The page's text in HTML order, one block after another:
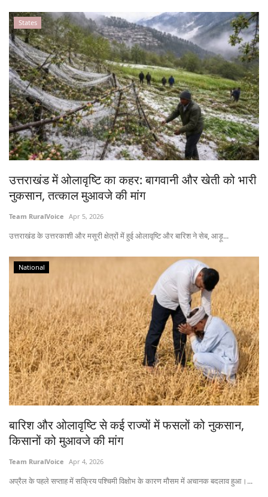
Agriculture Conclave and NACOF
Awards 2022
Agri Start-Ups
Language
English Hindi
States
उत्तराखंड में ओलावृष्टि का कहर: बागवानी और खेती को भारी
नुकसान, तत्काल मुआवजे की मांग
Team RuralVoice Apr 5, 2026
उत्तराखंड के उत्तरकाशी और मसूरी क्षेत्रों में हुई ओलावृष्टि और बारिश ने सेब, आड़ू...
National
बारिश और ओलावृष्टि से कई राज्यों में फसलों को नुकसान,
किसानों को मुआवजे की मांग
Team RuralVoice Apr 4, 2026
अप्रैल के पहले सप्ताह में सक्रिय पश्चिमी विक्षोभ के कारण मौसम में अचानक बदलाव हुआ।...